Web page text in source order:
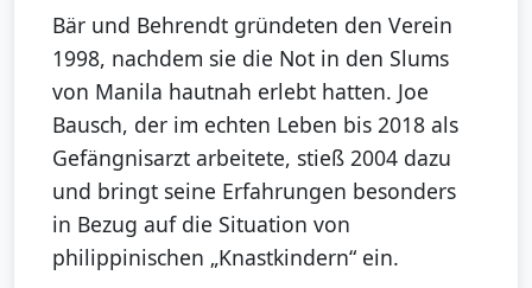
Bär und Behrendt gründeten den Verein
1998, nachdem sie die Not in den Slums
von Manila hautnah erlebt hatten. Joe
Bausch, der im echten Leben bis 2018 als
Gefängnisarzt arbeitete, stieß 2004 dazu
und bringt seine Erfahrungen besonders
in Bezug auf die Situation von
philippinischen „Knastkindern“ ein.